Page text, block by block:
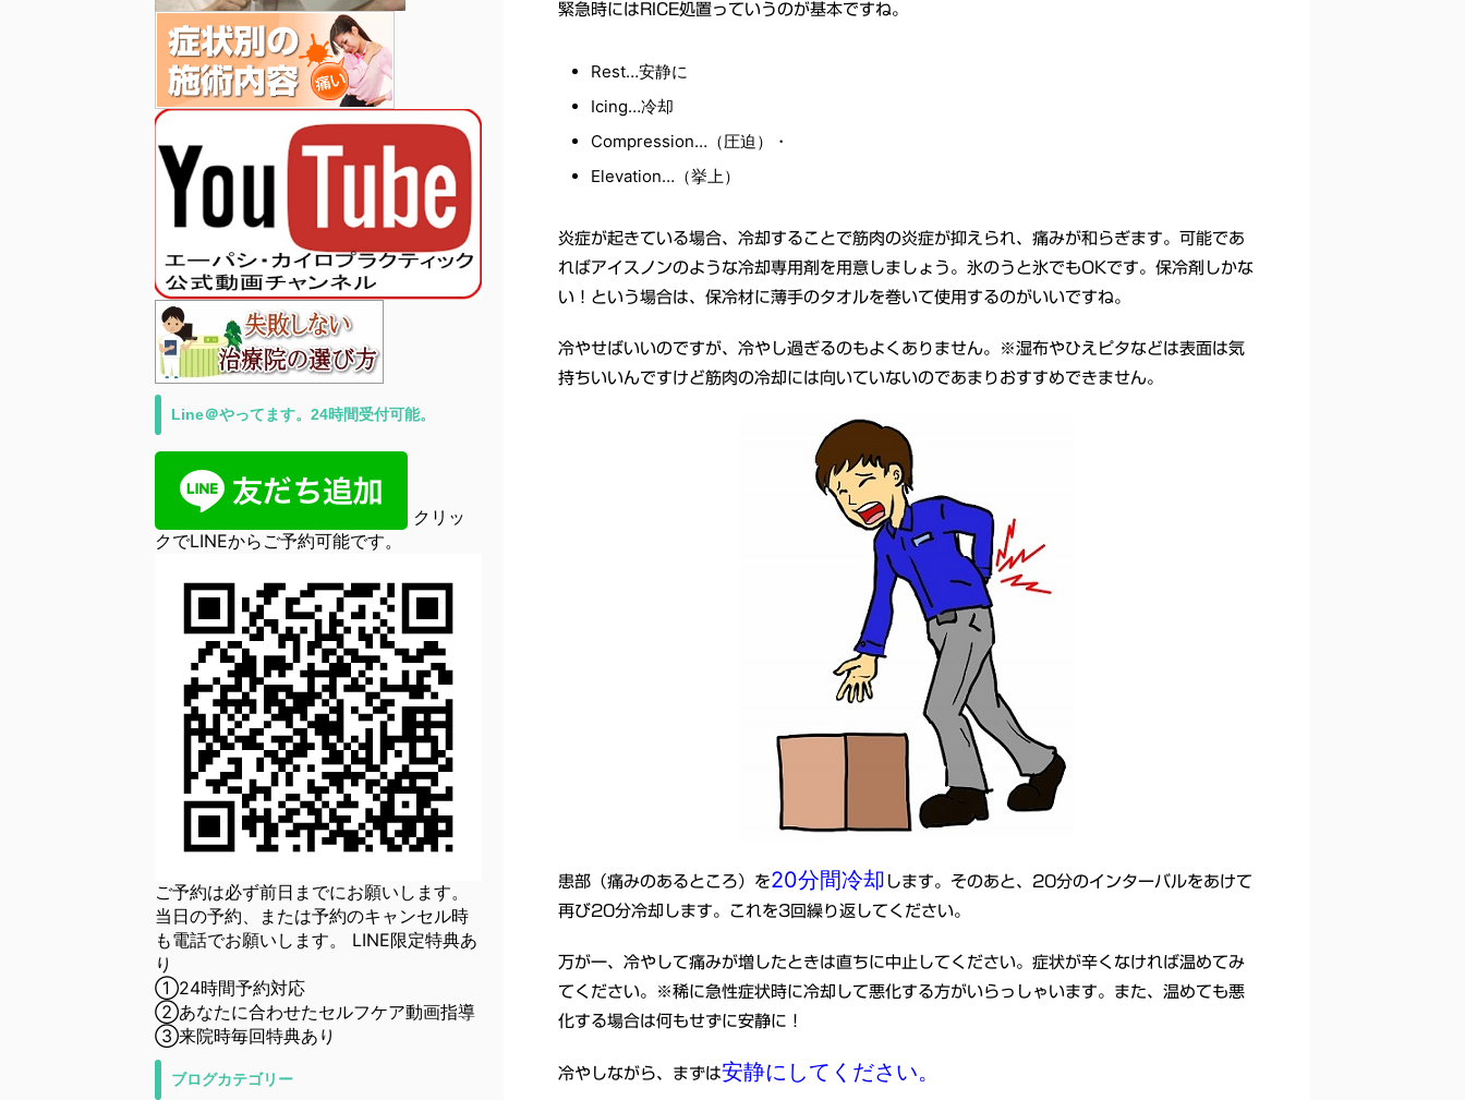
緊急時にはRICE処置っていうのが基本ですね。
Rest…安静に
Icing…冷却
Compression…（圧迫）・
Elevation…（挙上）
炎症が起きている場合、冷却することで筋肉の炎症が抑えられ、痛みが和らぎます。可能であ
ればアイスノンのような冷却専用剤を用意しましょう。氷のうと氷でもOKです。保冷剤しかな
い！という場合は、保冷材に薄手のタオルを巻いて使用するのがいいですね。
冷やせばいいのですが、冷やし過ぎるのもよくありません。※湿布やひえピタなどは表面は気
持ちいいんですけど筋肉の冷却には向いていないのであまりおすすめできません。
患部（痛みのあるところ）を20分間冷却 します。そのあと、20分のインターバルをあけて
再び20分冷却します。これを3回繰り返してください。
万が一、冷やして痛みが増したときは直ちに中止してください。症状が辛くなければ温めてみ
てください。※稀に急性症状時に冷却して悪化する方がいらっしゃいます。また、温めても悪
化する場合は何もせずに安静に！
冷やしながら、まずは安静にしてください。
Line＠やってます。24時間受付可能。
クリッ
クでLINEからご予約可能です。
ご予約は必ず前日までにお願いします。
当日の予約、または予約のキャンセル時
も電話でお願いします。 LINE限定特典あ
り
①24時間予約対応
②あなたに合わせたセルフケア動画指導
③来院時毎回特典あり
ブログカテゴリー